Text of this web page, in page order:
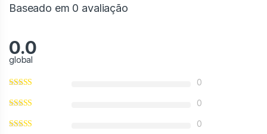
Baseado em 0 avaliação
0.0
global
0
0
0